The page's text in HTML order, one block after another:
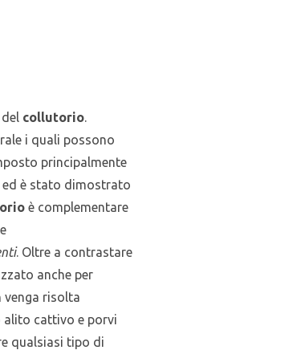
collutorio.
i quali possono
principalmente
ed è stato dimostrato
è complementare
. Oltre a contrastare
anche per
risolta
alito cattivo e porvi
qualsiasi tipo di